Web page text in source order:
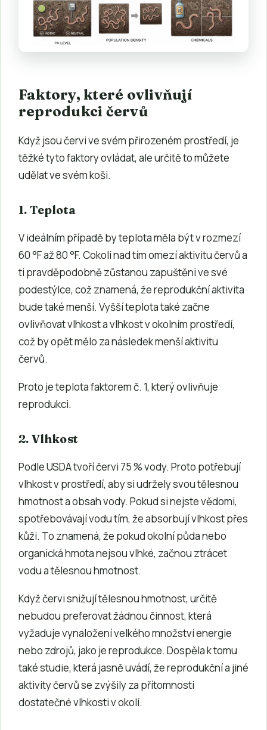
Faktory, které ovlivňují
reprodukci červů
Když jsou červi ve svém přirozeném prostředí, je
těžké tyto faktory ovládat, ale určitě to můžete
udělat ve svém koši.
1. Teplota
V ideálním případě by teplota měla být v rozmezí
60 °F až 80 °F. Cokoli nad tím omezí aktivitu červů a
ti pravděpodobně zůstanou zapuštěni ve své
podestýlce, což znamená, že reprodukční aktivita
bude také menší. Vyšší teplota také začne
ovlivňovat vlhkost a vlhkost v okolním prostředí,
což by opět mělo za následek menší aktivitu
červů.
Proto je teplota faktorem č. 1, který ovlivňuje
reprodukci.
2. Vlhkost
Podle USDA tvoří červi 75 % vody. Proto potřebují
vlhkost v prostředí, aby si udržely svou tělesnou
hmotnost a obsah vody. Pokud si nejste vědomi,
spotřebovávají vodu tím, že absorbují vlhkost přes
kůži. To znamená, že pokud okolní půda nebo
organická hmota nejsou vlhké, začnou ztrácet
vodu a tělesnou hmotnost.
Když červi snižují tělesnou hmotnost, určitě
nebudou preferovat žádnou činnost, která
vyžaduje vynaložení velkého množství energie
nebo zdrojů, jako je reprodukce. Dospěla k tomu
také studie, která jasně uvádí, že reprodukční a jiné
aktivity červů se zvýšily za přítomnosti
dostatečné vlhkosti v okolí.